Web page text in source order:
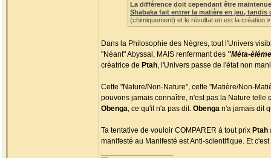
La différence doit cependant être
Shabaka fait entrer la matière en jeu,
(chimiquement) et le résultat en est la création
Dans la Philosophie des Nègres, tout l'Univers
"Néant" Abyssal, MAIS renfermant des "Méta-
créatrice de Ptah, l'Univers passe de l'état non
Cette "Nature/Non-Nature", cette "Matière/Non-
pouvons jamais connaître, n'est pas la Nature
Obenga, ce qu'il n'a pas dit. Obenga n'a jamais dit
Ta tentative de vouloir COMPARER à tout prix Ptah
manifesté au Manifesté est Anti-scientifique. Et